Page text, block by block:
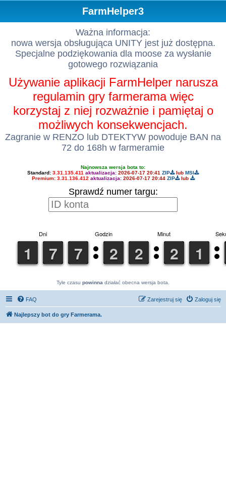
FarmHelper3
Ważna informacja:
nowa wersja obsługująca UNITY jest już dostępna.
Specjalne podziękowania dla moose za wysłanie
gotowego rozwiązania
Używanie aplikacji FarmHelper narusza
regulamin gry farmerama więc
korzystaj z niej rozważnie i pamiętaj o
możliwych konsekwencjach.
Zagranie w RENZO lub DTEKTYW powoduje BAN na
72 do 168h w farmeramie
Najnowsza wersja bota to:
Standard: 3.31.135.411 aktualizacja: 2026-07-17 20:41 ZIP lub MSI
Premium: 3.31.136.412 aktualizacja: 2026-07-17 20:44 ZIP lub
Sprawdź numer targu:
Tyle czasu powinna działać obecna wersja bota.
FAQ Zaloguj się
Zarejestruj się
Najlepszy bot do gry Farmerama.